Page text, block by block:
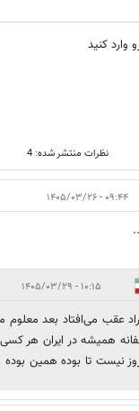
وارد کنید
نظرات منتشر شده: 4
۰۹:۴۴ - ۱۴۰۵/۰۳/۲۶
۱۰:۱۵ - ۱۴۰۵/۰۳/۲۹
عقب می‌افتاد بعد
همیشه در ایران هر
نیست تا بوده همین بوده